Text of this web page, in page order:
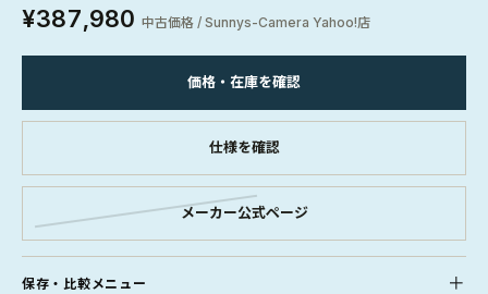
¥387,980 中古価格 / Sunnys-Camera Yahoo!店
価格・在庫を確認
仕様を確認
メーカー公式ページ
保存・比較メニュー